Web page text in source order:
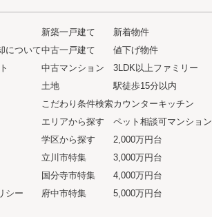
について
シー
新築一戸建て
中古一戸建て
中古マンション
土地
こだわり条件検索
エリアから探す
学区から探す
立川市特集
国分寺市特集
府中市特集
新着物件
値下げ物件
3LDK以上ファミリー
駅徒歩15分以内
カウンターキッチン
ペット相談可マンション
2,000万円台
3,000万円台
4,000万円台
5,000万円台